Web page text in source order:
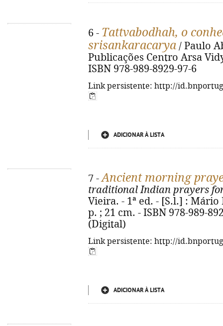
6 - Tattvabodhah, o
srisankaracarya / Paulo
Publicações Centro Arsa
ISBN 978-989-8929-97-6
Link persistente: http://
ADICIONAR À LISTA
7 -Ancient morning
traditional Indian prayers
Vieira. - 1ª ed. - [S.l.] :
p. ; 21 cm. - ISBN 978-989-
(Digital)
Link persistente: http://
ADICIONAR À LISTA